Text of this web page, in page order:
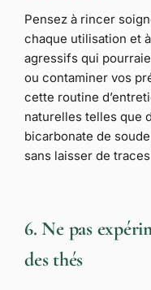
Pensez à rincer
chaque utilisation et
agressifs qui
ou contaminer vos
cette routine
naturelles telles que
bicarbonate de
sans laisser de
6. Ne pas
des thés